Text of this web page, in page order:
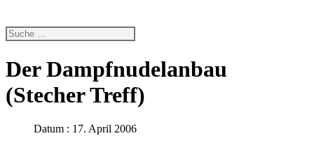
Der Dampfnudelanbau
(Stecher Treff)
Datum : 17. April 2006